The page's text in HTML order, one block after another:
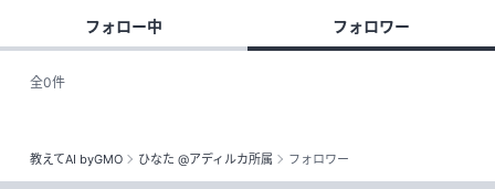
フォロー中 フォロワー
全0件
教えてAI byGMO ひなた @アディルカ所属 フォロワー